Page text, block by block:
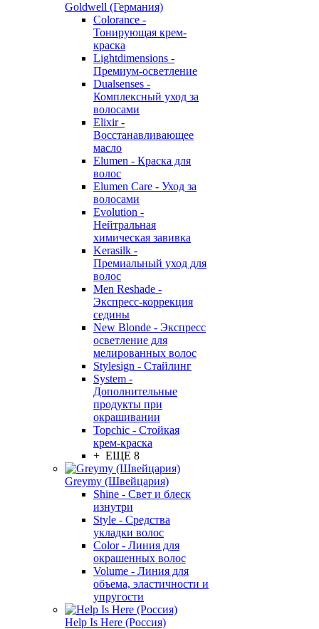
Goldwell (Германия)
Colorance -
Тонирующая крем-
краска
Lightdimensions -
Премиум-осветление
Dualsenses -
Комплексный уход за
волосами
Elixir -
Восстанавливающее
масло
Elumen - Краска для
волос
Elumen Care - Уход за
волосами
Evolution -
Нейтральная
химическая завивка
Kerasilk -
Премиальный уход для
волос
Men Reshade -
Экспресс-коррекция
седины
New Blonde - Экспресс
осветление для
мелированных волос
Stylesign - Стайлинг
System -
Дополнительные
продукты при
окрашивании
Topchic - Стойкая
крем-краска
+ ЕЩЕ 8
Greymy (Швейцария)
Shine - Свет и блеск
изнутри
Style - Средства
укладки волос
Color - Линия для
окрашенных волос
Volume - Линия для
объема, эластичности и
упругости
Help Is Here (Россия)